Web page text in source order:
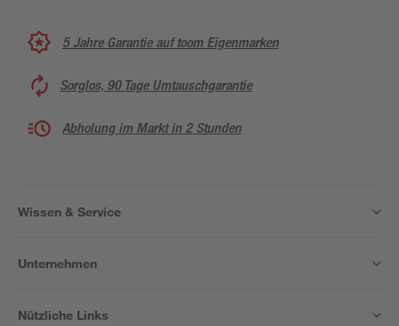
5 Jahre Garantie auf toom Eigenmarken
Sorglos, 90 Tage Umtauschgarantie
Abholung im Markt in 2 Stunden
Wissen & Service
Unternehmen
Nützliche Links